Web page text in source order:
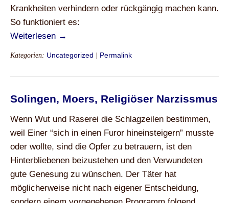
Krankheiten verhindern oder rückgängig machen kann.
So funktioniert es:
Weiterlesen →
Kategorien: Uncategorized Permalink
Solingen, Moers, Religiöser Narzissmus
Wenn Wut und Raserei die Schlagzeilen bestimmen,
weil Einer “sich in einen Furor hineinsteigern” musste
oder wollte, sind die Opfer zu betrauern, ist den
Hinterbliebenen beizustehen und den Verwundeten
gute Genesung zu wünschen. Der Täter hat
möglicherweise nicht nach eigener Entscheidung,